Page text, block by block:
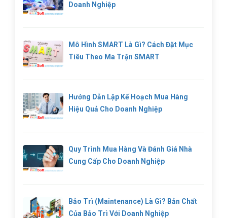
Doanh Nghiệp
Mô Hình SMART Là Gì? Cách Đặt Mục
Tiêu Theo Ma Trận SMART
Hướng Dẫn Lập Kế Hoạch Mua Hàng
Hiệu Quả Cho Doanh Nghiệp
Quy Trình Mua Hàng Và Đánh Giá Nhà
Cung Cấp Cho Doanh Nghiệp
Bảo Trì (Maintenance) Là Gì? Bản Chất
Của Bảo Trì Với Doanh Nghiệp